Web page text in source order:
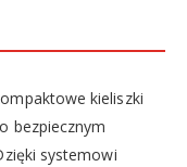
kieliszki
bezpiecznym
systemowi